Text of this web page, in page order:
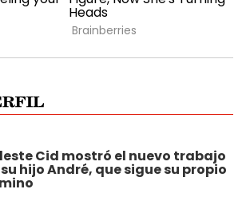
Cid mostró el nuevo trabajo
hijo André, que sigue su propio